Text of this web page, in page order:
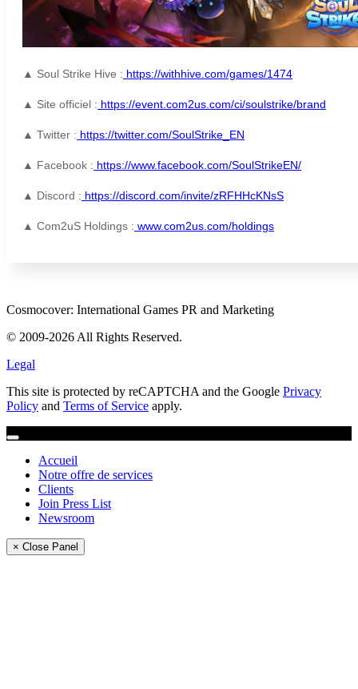
▲ Soul Strike Hive : https://withhive.com/games/1474
▲ Site officiel : https://event.com2us.com/ci/soulstrike/brand
▲ Twitter : https://twitter.com/SoulStrike_EN
▲ Facebook : https://www.facebook.com/SoulStrikeEN/
▲ Discord : https://discord.com/invite/zRFHHcKNsS
▲ Com2uS Holdings : www.com2us.com/holdings
Cosmocover: International Games PR and Marketing
© 2009-2026 All Rights Reserved.
Legal
This site is protected by reCAPTCHA and the Google Privacy
Policy and Terms of Service apply.
Accueil
Notre offre de services
Clients
Join Press List
Newsroom
× Close Panel